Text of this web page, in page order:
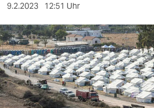
sport
berlin
nord
9.2.2023 12:51 Uhr